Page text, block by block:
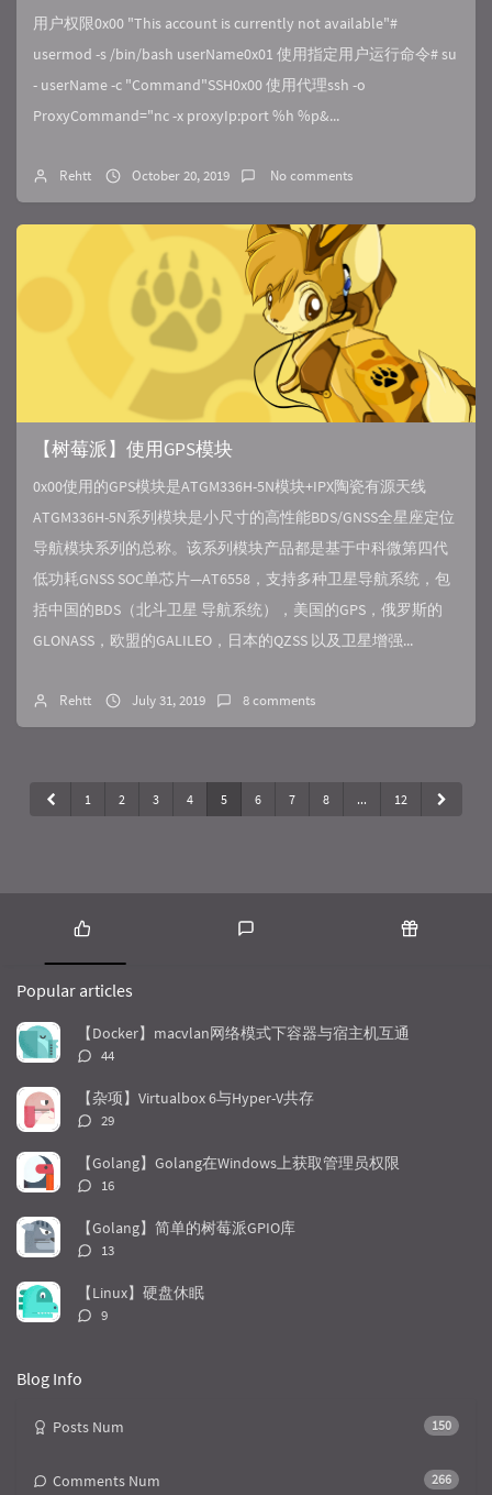
用户权限0x00 "This account is currently not available"#
usermod -s /bin/bash userName0x01 使用指定用户运行命令# su
- userName -c "Command"SSH0x00 使用代理ssh -o
ProxyCommand="nc -x proxyIp:port %h %p&...
Rehtt October 20, 2019 No comments
【树莓派】使用GPS模块
0x00使用的GPS模块是ATGM336H-5N模块+IPX陶瓷有源天线
ATGM336H-5N系列模块是小尺寸的高性能BDS/GNSS全星座定位
导航模块系列的总称。该系列模块产品都是基于中科微第四代
低功耗GNSS SOC单芯片—AT6558，支持多种卫星导航系统，包
括中国的BDS（北斗卫星 导航系统），美国的GPS，俄罗斯的
GLONASS，欧盟的GALILEO，日本的QZSS 以及卫星增强...
Rehtt July 31, 2019 8 comments
1 2 3 4 5 6 7 8 ... 12
P
p
u
l
a
r
a
r
t
i
e
e
s
o
m
t
Popular articles
【Docker】macvlan网络模式下容器与宿主机互通
评
数：
44
【杂项】Virtualbox 6与Hyper-V共存
评
数：
29
【Golang】Golang在Windows上获取管理员权限
评
数：
16
【Golang】简单的树莓派GPIO库
评
数：
13
【Linux】硬盘休眠
评
9
Blog Info
150
Posts Num
266
Comments Num